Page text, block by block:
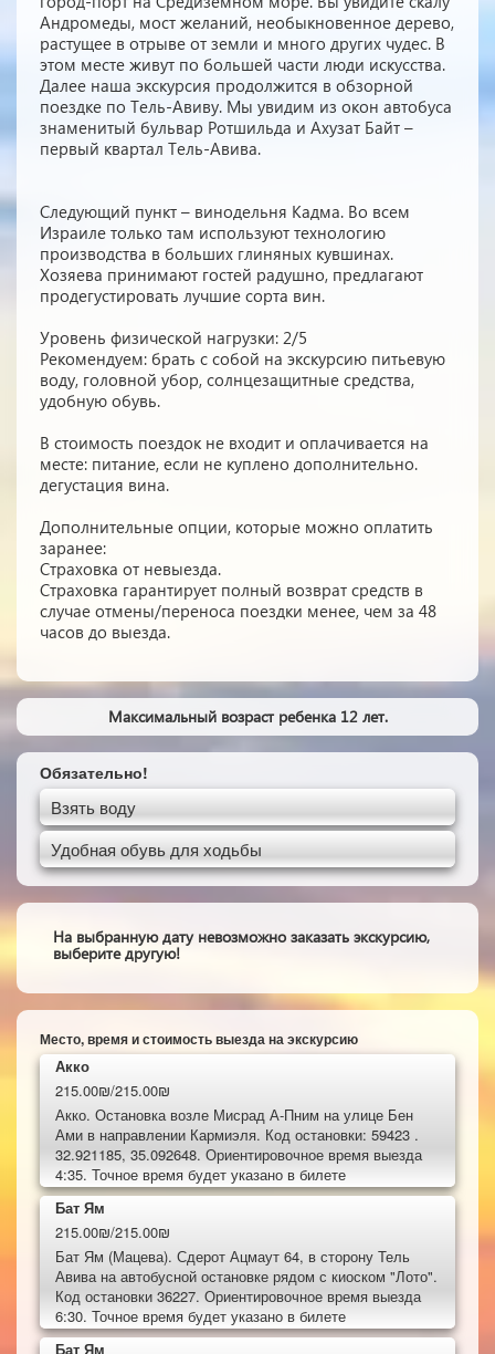
Андромеды, мост желаний, необыкновенное дерево,
растущее в отрыве от земли и много других чудес. В
этом месте живут по большей части люди искусства.
Далее наша экскурсия продолжится в обзорной
поездке по Тель-Авиву. Мы увидим из окон автобуса
знаменитый бульвар Ротшильда и Ахузат Байт –
первый квартал Тель-Авива.
Следующий пункт – винодельня Кадма. Во всем
Израиле только там используют технологию
производства в больших глиняных кувшинах.
Хозяева принимают гостей радушно, предлагают
продегустировать лучшие сорта вин.
Уровень физической нагрузки: 2/5
Рекомендуем: брать с собой на экскурсию питьевую
воду, головной убор, солнцезащитные средства,
удобную обувь.
В стоимость поездок не входит и оплачивается на
месте: питание, если не куплено дополнительно.
дегустация вина.
Дополнительные опции, которые можно оплатить
заранее:
Страховка от невыезда.
Страховка гарантирует полный возврат средств в
случае отмены/переноса поездки менее, чем за 48
часов до выезда.
Максимальный возраст ребенка 12 лет.
Обязательно!
Взять воду
Удобная обувь для ходьбы
На выбранную дату невозможно заказать экскурсию,
выберите другую!
Место, время и стоимость выезда на экскурсию
Акко
215.00₪/215.00₪
Акко. Остановка возле Мисрад А-Пним на улице Бен
Ами в направлении Кармиэля. Код остановки: 59423 .
32.921185, 35.092648. Ориентировочное время выезда
4:35. Точное время будет указано в билете
Бат Ям
215.00₪/215.00₪
Бат Ям (Мацева). Сдерот Ацмаут 64, в сторону Тель
Авива на автобусной остановке рядом с киоском "Лото".
Код остановки 36227. Ориентировочное время выезда
6:30. Точное время будет указано в билете
Бат Ям